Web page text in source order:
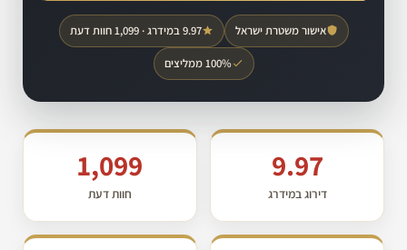
אישור משטרת ישראל 9.97 במידרג · 1,099 חוות דעת
100% ממליצים
9.97
דירוג במידרג
1,099
חוות דעת